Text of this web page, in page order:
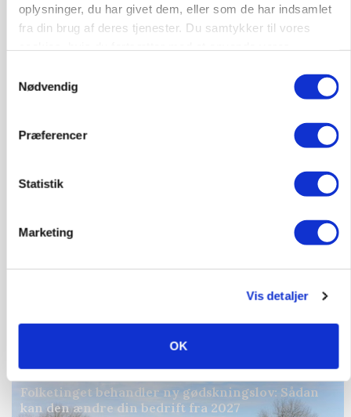
oplysninger, du har givet dem, eller som de har indsamlet
fra din brug af deres tjenester. Du samtykker til vores
Nødvendig
Præferencer
Statistik
Marketing
Vis detaljer
OK
marked for biokul
Annonce
protestgruppe vil demonstrere mod ny
Annonce
Folketinget behandler ny gødskningslov: Sådan
kan den ændre din bedrift fra 2027